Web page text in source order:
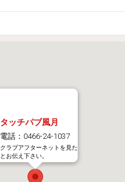
タッチパブ風月
電話：0466-24-1037
クラブアフターネットを見た
とお伝え下さい。